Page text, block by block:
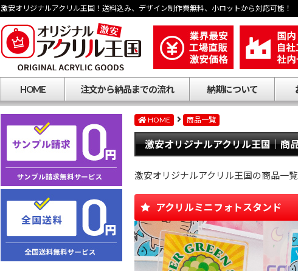
激安オリジナルアクリル王国！送料込み、デザイン制作費無料、小ロットから対応可能！
HOME 注文から納品までの流れ 納期について
HOME 商品一覧
激安オリジナルアクリル王国｜商
激安オリジナルアクリル王国の商品一覧
アクリルミニフォトスタンド